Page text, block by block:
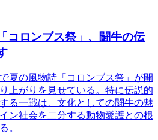
コロンブス祭」、闘牛の伝
夏の風物詩「コロンブス祭」が開
上がりを見せている。特に伝説的
る一戦は、文化としての闘牛の魅
ン社会を二分する動物愛護との根
。